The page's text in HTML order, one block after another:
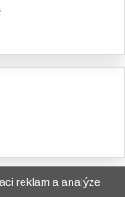
reklam a analýze